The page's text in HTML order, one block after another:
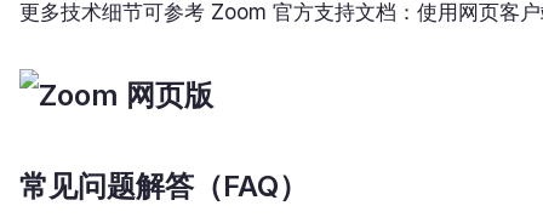
更多技术细节可参考 Zoom 官方支持文档：使用网页客
常见问题解答（FAQ）